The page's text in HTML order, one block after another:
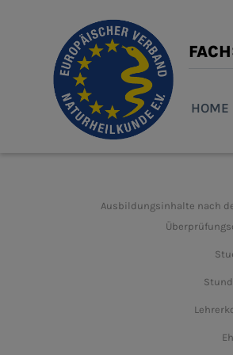
HOME
Ausbildungsinhalte nach